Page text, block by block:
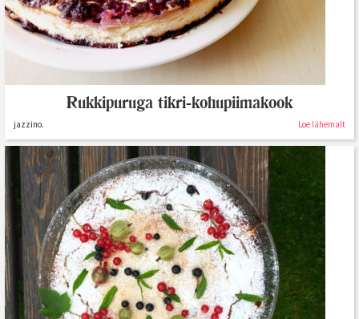
Rukkipuruga tikri-kohupiimakook
jazzino. Loe lähemalt